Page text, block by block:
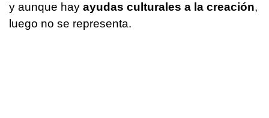
y aunque hay ayudas culturales a la creación,
luego no se representa.